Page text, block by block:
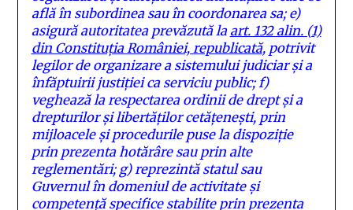
află în subordinea sau în coordonarea sa; e)
asigură autoritatea prevăzută laart. 132 alin. (1)
din Constituţia României, republicată, potrivit
legilor de organizare a sistemului judiciar şi a
înfăptuirii justiţiei ca serviciu public; f)
veghează la respectarea ordinii de drept şi a
drepturilor şi libertăţilor cetăţeneşti, prin
mijloacele şi procedurile puse la dispoziţie
prin prezenta hotărâre sau prin alte
reglementări; g) reprezintă statul sau
Guvernul în domeniul de activitate şi
competenţă specifice stabilite prin prezenta